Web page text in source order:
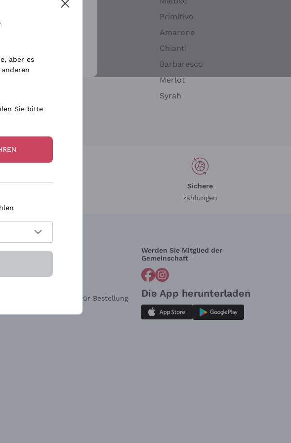
Chardonnay
Primitivo
Amarone
Chianti
Barbaresco
Merlot
Syrah
Sichere
zahlungen
Brauchen Sie Hilfe?
Widerrufsformular für Bestellung
Werden Sie Mitglied der
Gemeinschaft
Die App herunterladen
Bestimmungen
aber es
Sie bitte